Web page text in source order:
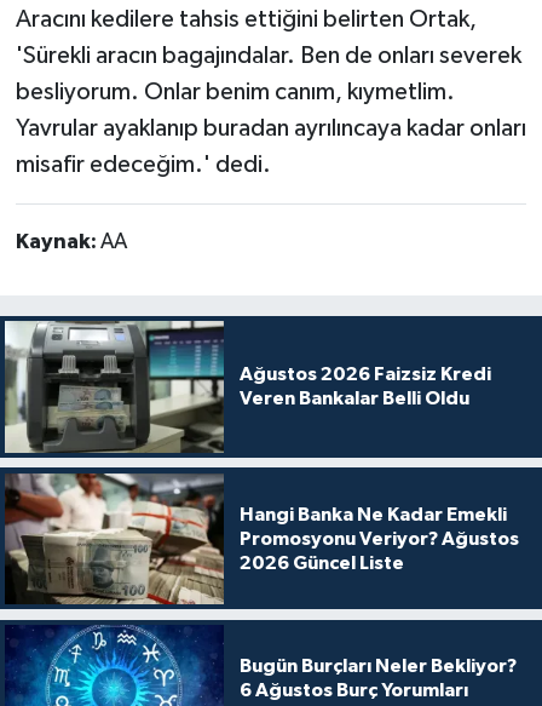
Aracını kedilere tahsis ettiğini belirten Ortak,
'Sürekli aracın bagajındalar. Ben de onları severek
besliyorum. Onlar benim canım, kıymetlim.
Yavrular ayaklanıp buradan ayrılıncaya kadar onları
misafir edeceğim.' dedi.
Kaynak: AA
Ağustos 2026 Faizsiz Kredi
Veren Bankalar Belli Oldu
Hangi Banka Ne Kadar Emekli
Promosyonu Veriyor? Ağustos
2026 Güncel Liste
Bugün Burçları Neler Bekliyor?
6 Ağustos Burç Yorumları